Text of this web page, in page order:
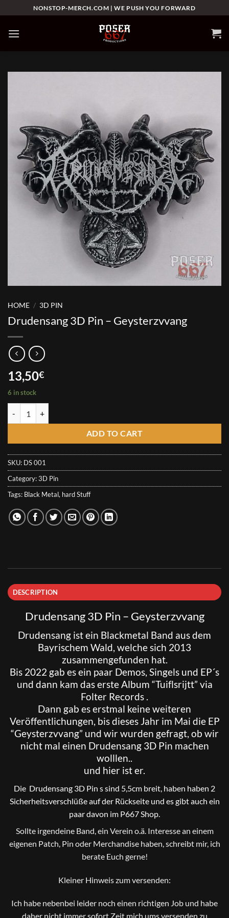
to
content
NONSTOP-MERCH.COM | WE PUSH YOU FORWARD
HOME / 3D PIN
Drudensang 3D Pin – Geysterzvvang
13,50€
6 in stock
ADD TO CART
SKU: DS 001
Category:3D Pin
Tags: Black Metal, hard Stuff
DESCRIPTION
Drudensang 3D Pin – Geysterzvvang
Drudensang ist ein Blackmetal Band aus dem
Bayrischem Wald, welche sich 2013
zusammengefunden hat.
Bis 2022 gab es ein paar Demos, Singels und EP´s
und dann kam das erste Album “Tuiflsrijtt” via
Folter Records .
Dann gab es erstmal keine weiteren
Veröffentlichungen, bis dieses Jahr im Mai die EP
“Geysterzvvang” und wir wurden gefragt, ob wir
nicht mal einen Drudensang 3D Pin machen
wolllen..
und hier ist er.
Die Drudensang 3D Pin s sind 5,5cm breit, haben haben 2
Sicherheitsverschlüße auf der Rückseite und es gibt auch ein
paar davon im P667 Shop.
Sollte irgendeine Band, ein Verein o.ä. Interesse an einem
eigenen Patch, Pin oder Merchandise haben, schreibt mir, ich
berate Euch gerne!
Kleiner Hinweis zum versenden:
Ich habe nebenbei leider noch einen richtigen Job und habe
daher nicht immer sofort Zeit mich ums versenden zu